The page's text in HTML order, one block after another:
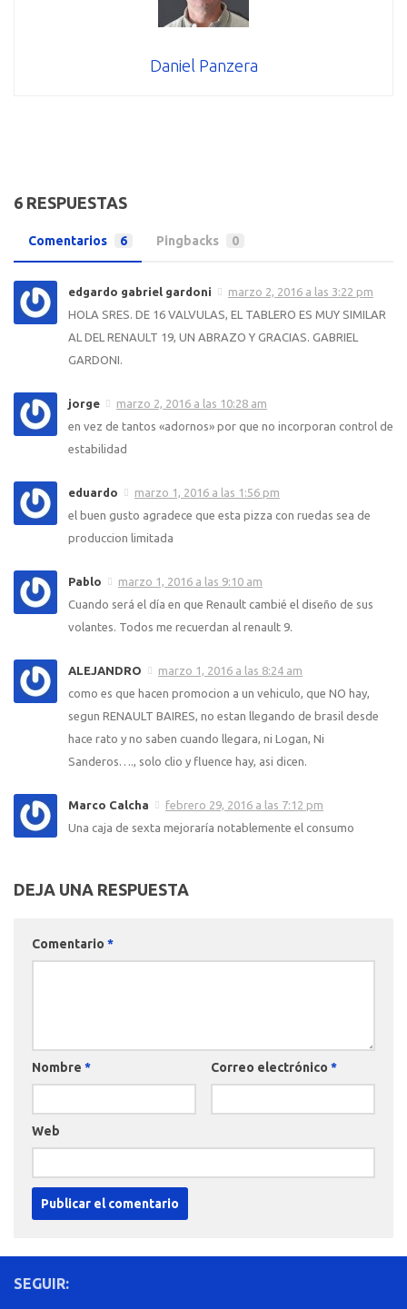
Daniel Panzera
6 RESPUESTAS
Comentarios 6 Pingbacks 0
edgardo gabriel gardoni
marzo 2, 2016 a las 3:22 pm
HOLA SRES. DE 16 VALVULAS, EL TABLERO ES MUY SIMILAR
AL DEL RENAULT 19, UN ABRAZO Y GRACIAS. GABRIEL
GARDONI.
jorge
marzo 2, 2016 a las 10:28 am
en vez de tantos «adornos» por que no incorporan control de
estabilidad
eduardo
marzo 1, 2016 a las 1:56 pm
el buen gusto agradece que esta pizza con ruedas sea de
produccion limitada
Pablo
marzo 1, 2016 a las 9:10 am
Cuando será el día en que Renault cambié el diseño de sus
volantes. Todos me recuerdan al renault 9.
ALEJANDRO
marzo 1, 2016 a las 8:24 am
como es que hacen promocion a un vehiculo, que NO hay,
segun RENAULT BAIRES, no estan llegando de brasil desde
hace rato y no saben cuando llegara, ni Logan, Ni
Sanderos…., solo clio y fluence hay, asi dicen.
Marco Calcha
febrero 29, 2016 a las 7:12 pm
Una caja de sexta mejoraría notablemente el consumo
DEJA UNA RESPUESTA
Comentario *
Nombre * Correo electrónico *
Web
SEGUIR: